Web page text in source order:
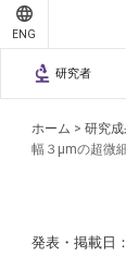
ENG
研究者
ホーム >研究
幅３μmの超微
発表・掲載日